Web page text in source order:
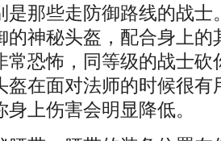
是那些走防御路线的战士
的神秘头盔，配合身上的
常恐怖，同等级的战士砍
盔在面对法师的时候很有
上伤害会明显降低。